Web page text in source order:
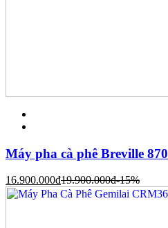
Máy pha cà phê Breville 870
16.900.000đ19.900.000đ-15%